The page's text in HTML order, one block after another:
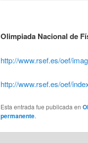
Olimpiada Nacional de
http://www.rsef.es/oef/
http://www.rsef.es/oef/
Esta entrada fue publicada en
permanente.